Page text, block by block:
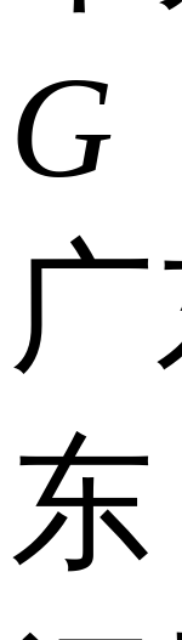
G
东